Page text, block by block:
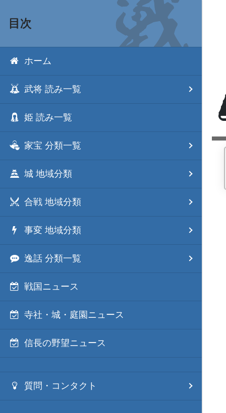
目次
ホーム
武将 読み一覧
姫 読み一覧
家宝 分類一覧
城 地域分類
合戦 地域分類
事変 地域分類
逸話 分類一覧
戦国ニュース
寺社・城・庭園ニュース
信長の野望ニュース
質問・コンタクト